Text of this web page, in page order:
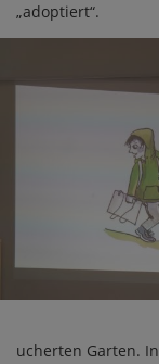
„adoptiert“.
ucherten Garten.